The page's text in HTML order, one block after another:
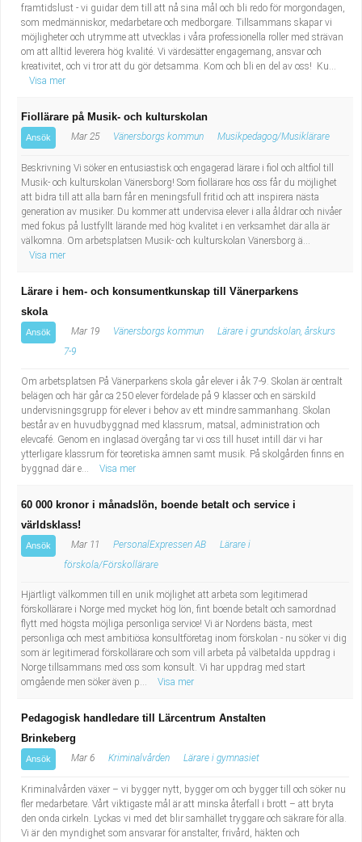
framtidslust - vi guidar dem till att nå sina mål och bli redo för morgondagen,
som medmänniskor, medarbetare och medborgare. Tillsammans skapar vi
möjligheter och utrymme att utvecklas i våra professionella roller med strävan
om att alltid leverera hög kvalité. Vi värdesätter engagemang, ansvar och
kreativitet, och vi tror att du gör detsamma. Kom och bli en del av oss! Ku...
Visa mer
Fiollärare på Musik- och kulturskolan
Ansök Mar 25 Vänersborgs kommun Musikpedagog/Musiklärare
Beskrivning Vi söker en entusiastisk och engagerad lärare i fiol och altfiol till
Musik- och kulturskolan Vänersborg! Som fiollärare hos oss får du möjlighet
att bidra till att alla barn får en meningsfull fritid och att inspirera nästa
generation av musiker. Du kommer att undervisa elever i alla åldrar och nivåer
med fokus på lustfyllt lärande med hög kvalitet i en verksamhet där alla är
välkomna. Om arbetsplatsen Musik- och kulturskolan Vänersborg ä...
Visa mer
Lärare i hem- och konsumentkunskap till Vänerparkens
skola
Ansök Mar 19 Vänersborgs kommun
Lärare i grundskolan, årskurs
7-9
Om arbetsplatsen På Vänerparkens skola går elever i åk 7-9. Skolan är centralt
belägen och här går ca 250 elever fördelade på 9 klasser och en särskild
undervisningsgrupp för elever i behov av ett mindre sammanhang. Skolan
består av en huvudbyggnad med klassrum, matsal, administration och
elevcafé. Genom en inglasad övergång tar vi oss till huset intill där vi har
ytterligare klassrum för teoretiska ämnen samt musik. På skolgården finns en
byggnad där e...
Visa mer
60 000 kronor i månadslön, boende betalt och service i
världsklass!
Ansök Mar 11 PersonalExpressen AB
Lärare i
förskola/Förskollärare
Hjärtligt välkommen till en unik möjlighet att arbeta som legitimerad
förskollärare i Norge med mycket hög lön, fint boende betalt och samordnad
flytt med högsta möjliga personliga service! Vi är Nordens bästa, mest
personliga och mest ambitiösa konsultföretag inom förskolan - nu söker vi dig
som är legitimerad förskollärare och som vill arbeta på välbetalda uppdrag i
Norge tillsammans med oss som konsult. Vi har uppdrag med start
omgående men söker även p...
Visa mer
Pedagogisk handledare till Lärcentrum Anstalten
Brinkeberg
Ansök Mar 6 Kriminalvården Lärare i gymnasiet
Kriminalvården växer – vi bygger nytt, bygger om och bygger till och söker nu
fler medarbetare. Vårt viktigaste mål är att minska återfall i brott – att bryta
den onda cirkeln. Lyckas vi med det blir samhället tryggare och säkrare för alla.
Vi är den myndighet som ansvarar för anstalter, frivård, häkten och